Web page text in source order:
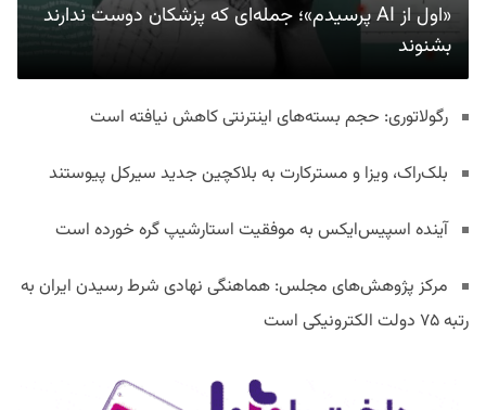
«اول از AI پرسیدم»؛ جمله‌ای که پزشکان دوست ندارند
بشنوند
رگولاتوری: حجم بسته‌های اینترنتی کاهش نیافته است
بلک‌راک، ویزا و مسترکارت به بلاکچین جدید سیرکل پیوستند
آینده اسپیس‌ایکس به موفقیت استارشیپ گره خورده است
مرکز پژوهش‌های مجلس: هماهنگی نهادی شرط رسیدن ایران به
رتبه ۷۵ دولت الکترونیکی است